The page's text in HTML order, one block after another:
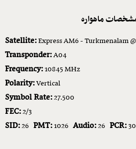
ماهواره
Satellite:Express AM6 - Turkmenalam
Transponder:A04
Frequency:10845 MHz
Polarity:Vertical
Symbol Rate:27.500
FEC:2/3
SID:26 PMT:1026 Audio:26 PCR: